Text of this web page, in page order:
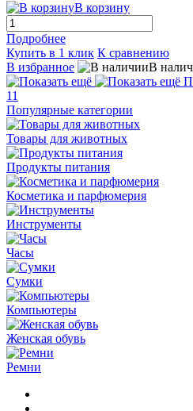
В корзину
Подробнее
Купить в 1 клик К сравнению
В избранное
В
11
Популярные категории
Товары для животных
Продукты питания
Косметика и парфюмерия
Инструменты
Часы
Сумки
Компьютеры
Женская обувь
Ремни